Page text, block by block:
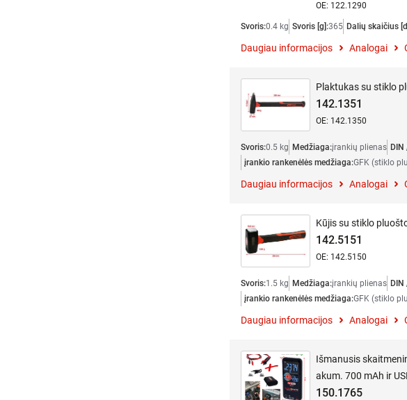
OE: 122.1290
Svoris:0.4 kg Svoris [g]:365 Dalių skaičius
Daugiau informacijos Analogai
Plaktukas su stiklo
142.1351
OE: 142.1350
Svoris:0.5 kg Medžiaga:įrankių plienas DIN
įrankio rankenėlės medžiaga:GFK (stiklo
Daugiau informacijos Analogai
Kūjis su stiklo
142.5151
OE: 142.5150
Svoris:1.5 kg Medžiaga:įrankių plienas DIN
įrankio rankenėlės medžiaga:GFK (stiklo
Daugiau informacijos Analogai
Išmanusis
akum. 700 mAh ir
150.1765